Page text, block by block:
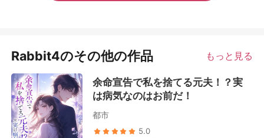
Rabbit4のその他の作品 もっと見る
余命宣告で私を捨てる元夫！？実
は病気なのはお前だ！
都市
5.0